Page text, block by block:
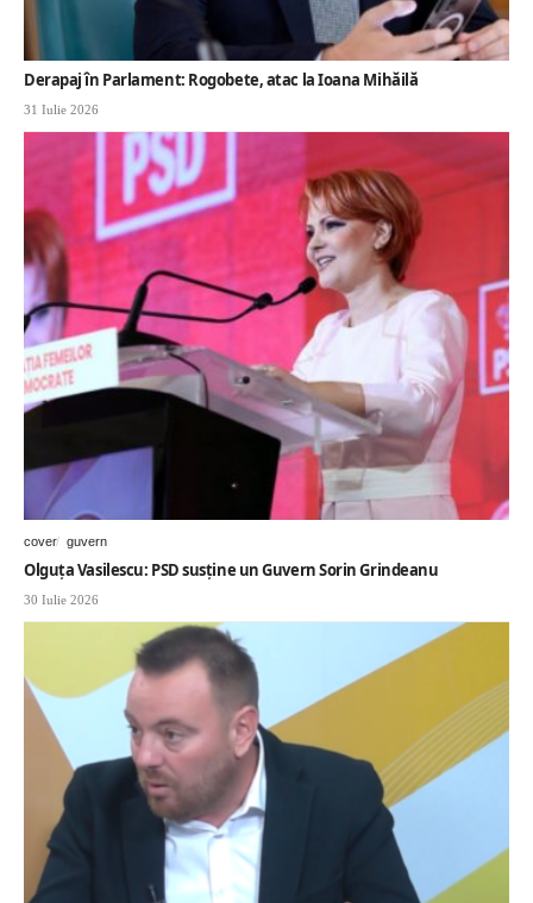
Derapaj în Parlament: Rogobete, atac la Ioana Mihăilă
31 Iulie 2026
cover guvern
Olguța Vasilescu: PSD susține un Guvern Sorin Grindeanu
30 Iulie 2026